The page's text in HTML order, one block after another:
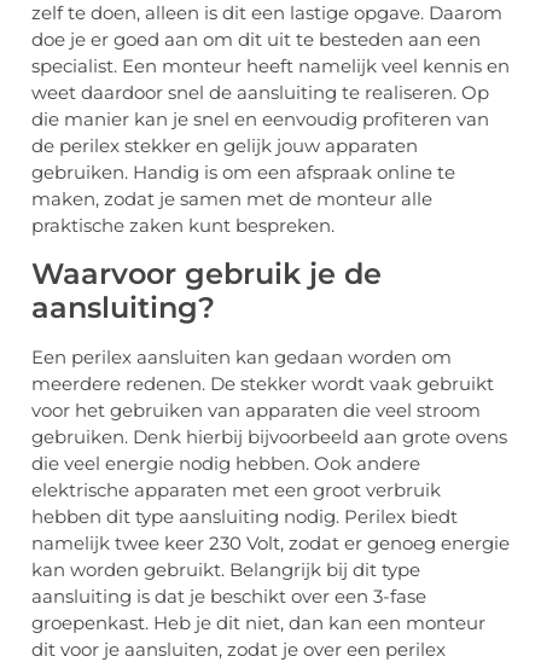
zelf te doen, alleen is dit een lastige opgave. Daarom
doe je er goed aan om dit uit te besteden aan een
specialist. Een monteur heeft namelijk veel kennis en
weet daardoor snel de aansluiting te realiseren. Op
die manier kan je snel en eenvoudig profiteren van
de perilex stekker en gelijk jouw apparaten
gebruiken. Handig is om een afspraak online te
maken, zodat je samen met de monteur alle
praktische zaken kunt bespreken.
Waarvoor gebruik je de
aansluiting?
Een perilex aansluiten kan gedaan worden om
meerdere redenen. De stekker wordt vaak gebruikt
voor het gebruiken van apparaten die veel stroom
gebruiken. Denk hierbij bijvoorbeeld aan grote ovens
die veel energie nodig hebben. Ook andere
elektrische apparaten met een groot verbruik
hebben dit type aansluiting nodig. Perilex biedt
namelijk twee keer 230 Volt, zodat er genoeg energie
kan worden gebruikt. Belangrijk bij dit type
aansluiting is dat je beschikt over een 3-fase
groepenkast. Heb je dit niet, dan kan een monteur
dit voor je aansluiten, zodat je over een perilex